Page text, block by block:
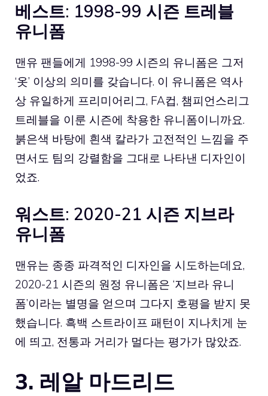
베스트: 1998-99 시즌 트레블
유니폼
맨유 팬들에게 1998-99 시즌의 유니폼은 그저
‘옷’ 이상의 의미를 갖습니다. 이 유니폼은 역사
상 유일하게 프리미어리그, FA컵, 챔피언스리그
트레블을 이룬 시즌에 착용한 유니폼이니까요.
붉은색 바탕에 흰색 칼라가 고전적인 느낌을 주
면서도 팀의 강렬함을 그대로 나타낸 디자인이
었죠.
워스트: 2020-21 시즌 지브라
유니폼
맨유는 종종 파격적인 디자인을 시도하는데요,
2020-21 시즌의 원정 유니폼은 ‘지브라 유니
폼’이라는 별명을 얻으며 그다지 호평을 받지 못
했습니다. 흑백 스트라이프 패턴이 지나치게 눈
에 띄고, 전통과 거리가 멀다는 평가가 많았죠.
3. 레알 마드리드